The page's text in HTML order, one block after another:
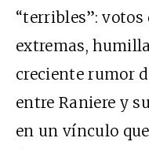
“terribles”:
extremas,
creciente rumor
entre Raniere y
en un vínculo